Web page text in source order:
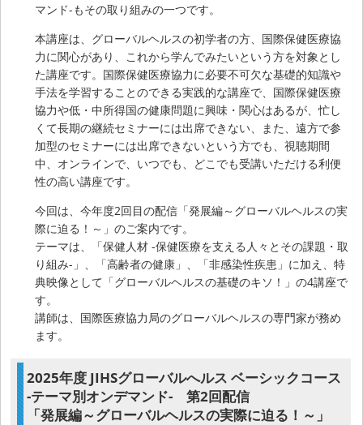
マンド-もその取り組みの一つです。
本講座は、グローバルヘルスの初学者の方、国際保健医療協
力に関心があり、これから学んでみたいという方を対象とし
た講座です。国際保健医療協力に必要不可欠な基礎的知識や
手法を学習することのできる実践的な講座で、国際保健医療
協力や低・中所得国の健康問題に興味・関心はあるが、忙し
くて長期の継続セミナーには出席できない、また、遠方で参
加型のセミナーには出席できないという方でも、視聴期間
中、オンラインで、いつでも、どこでも受講いただける利便
性の高い講座です。
今回は、今年度2回目の配信「発展編～グローバルヘルスの実
際に迫る！～」のご案内です。
テーマは、
「保健人材 -保健医療を支える人々とその課題・取
り組み-」 、 「高齢者の健康」 、
「非感染性疾患」に加え、特
典映像として 「グローバルヘルスの基礎のキソ！」の4講座で
す。
講師は、国際医療協力局のグローバルヘルスの専門家が務め
ます。
2025年度 JIHSグローバルへルス ベーシックコース
-テーマ別オンデマンド- 第2回配信
「発展編～グローバルヘルスの実際に迫る！～」